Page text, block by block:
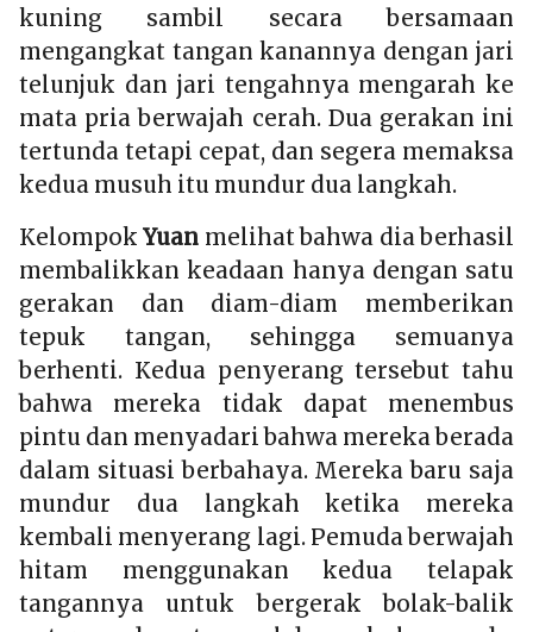
kuning sambil secara bersamaan
mengangkat tangan kanannya dengan jari
telunjuk dan jari tengahnya mengarah ke
mata pria berwajah cerah. Dua gerakan ini
tertunda tetapi cepat, dan segera memaksa
kedua musuh itu mundur dua langkah.
KelompokYuan melihat bahwa dia berhasil
membalikkan keadaan hanya dengan satu
gerakan dan diam-diam memberikan
tepuk tangan, sehingga semuanya
berhenti. Kedua penyerang tersebut tahu
bahwa mereka tidak dapat menembus
pintu dan menyadari bahwa mereka berada
dalam situasi berbahaya. Mereka baru saja
mundur dua langkah ketika mereka
kembali menyerang lagi. Pemuda berwajah
hitam menggunakan kedua telapak
tangannya untuk bergerak bolak-balik